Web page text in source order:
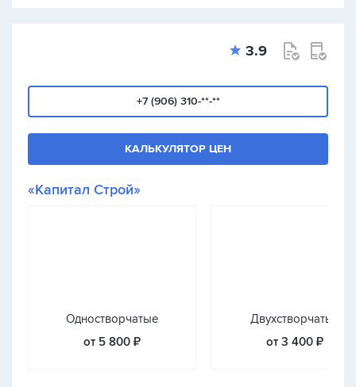
3.9
+7 (906) 310-**-**
КАЛЬКУЛЯТОР ЦЕН
«Капитал Строй»
Одностворчатые
от 5 800 ₽
Двухстворчатые
от 3 400 ₽